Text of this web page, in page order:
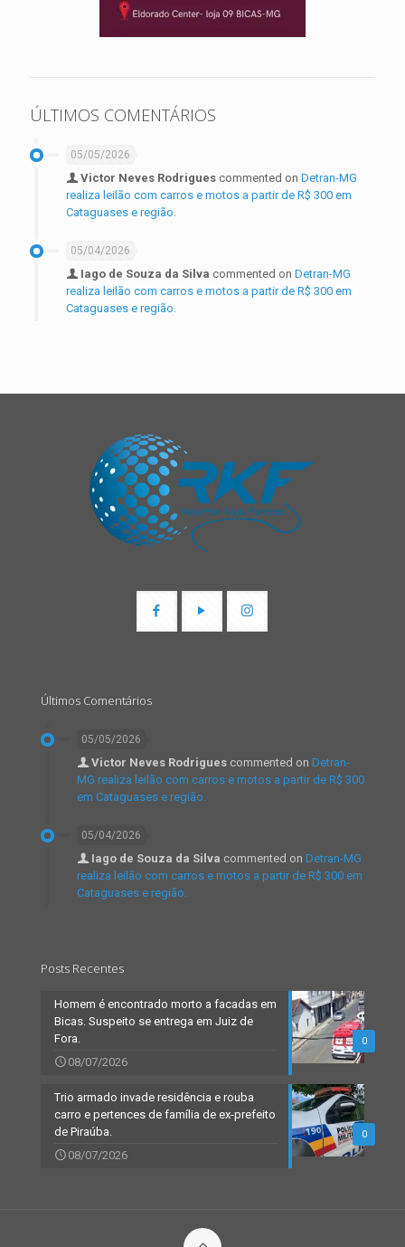
ÚLTIMOS COMENTÁRIOS
05/05/2026
Victor Neves Rodrigues commented on Detran-MG
realiza leilão com carros e motos a partir de R$ 300 em
Cataguases e região.
05/04/2026
Iago de Souza da Silva commented on Detran-MG
realiza leilão com carros e motos a partir de R$ 300 em
Cataguases e região.
Últimos Comentários
05/05/2026
Victor Neves Rodrigues commented on Detran-
MG realiza leilão com carros e motos a partir de R$ 300
em Cataguases e região.
05/04/2026
Iago de Souza da Silva commented on Detran-MG
realiza leilão com carros e motos a partir de R$ 300 em
Cataguases e região.
Posts Recentes
0
Homem é encontrado morto a facadas em
Bicas. Suspeito se entrega em Juiz de
Fora.
08/07/2026
0
Trio armado invade residência e rouba
carro e pertences de família de ex-prefeito
de Piraúba.
08/07/2026